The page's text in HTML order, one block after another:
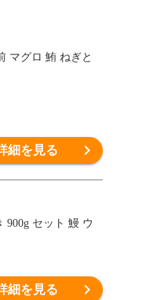
マグロ 鮪 ねぎと
細を見る
セット 鰻 ウ
細を見る